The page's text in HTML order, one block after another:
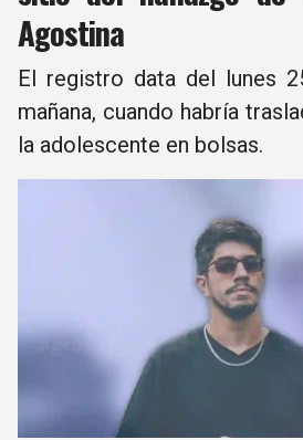
Agostina
El registro data del lunes
mañana, cuando habría
la adolescente en bolsas.